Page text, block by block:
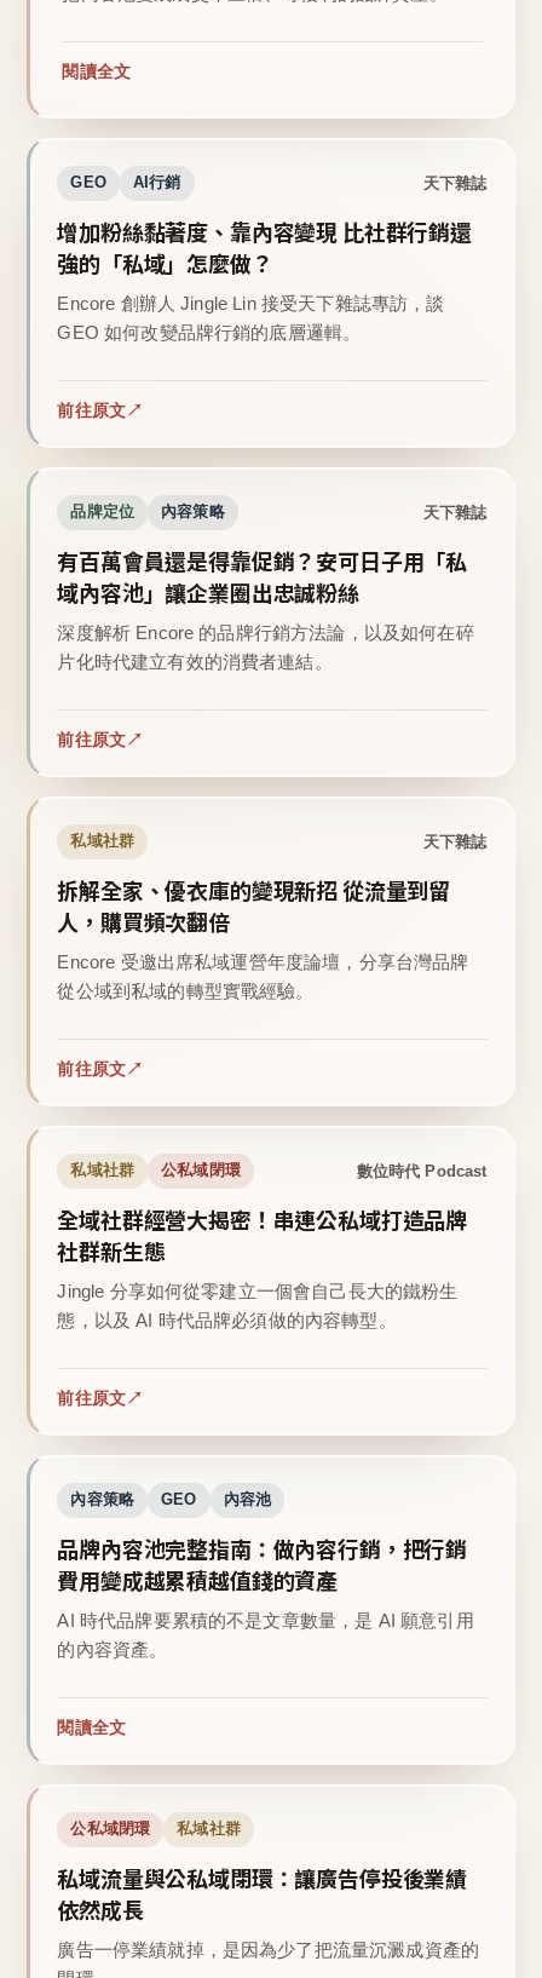
閱讀全文
GEO AI行銷 天下雜誌
增加粉絲黏著度、靠內容變現 比社群行銷還
強的「私域」怎麼做？
Encore 創辦人 Jingle Lin 接受天下雜誌專訪，談
GEO 如何改變品牌行銷的底層邏輯。
前往原文
品牌定位 內容策略 天下雜誌
有百萬會員還是得靠促銷？安可日子用「私
域內容池」讓企業圈出忠誠粉絲
深度解析 Encore 的品牌行銷方法論，以及如何在碎
片化時代建立有效的消費者連結。
前往原文
私域社群 天下雜誌
拆解全家、優衣庫的變現新招 從流量到留
人，購買頻次翻倍
Encore 受邀出席私域運營年度論壇，分享台灣品牌
從公域到私域的轉型實戰經驗。
前往原文
私域社群 公私域閉環 數位時代 Podcast
全域社群經營大揭密！串連公私域打造品牌
社群新生態
Jingle 分享如何從零建立一個會自己長大的鐵粉生
態，以及 AI 時代品牌必須做的內容轉型。
前往原文
內容策略 GEO 內容池
品牌內容池完整指南：做內容行銷，把行銷
費用變成越累積越值錢的資產
AI 時代品牌要累積的不是文章數量，是 AI 願意引用
的內容資產。
閱讀全文
公私域閉環 私域社群
私域流量與公私域閉環：讓廣告停投後業績
依然成長
廣告一停業績就掉，是因為少了把流量沉澱成資產的